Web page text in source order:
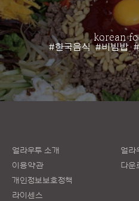
korean
#한국음식 #비빔밥
얼라우투 소개
이용약관
개인정보보호정책
라이센스
얼라
다운